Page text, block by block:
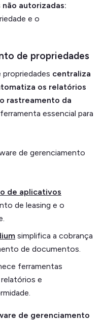
autorizadas:
e o
de propriedades
centraliza
os relatórios
rastreamento da
essencial para
de gerenciamento
de aplicativos
de leasing e o
simplifica a cobrança
de documentos.
ferramentas
e
de gerenciamento